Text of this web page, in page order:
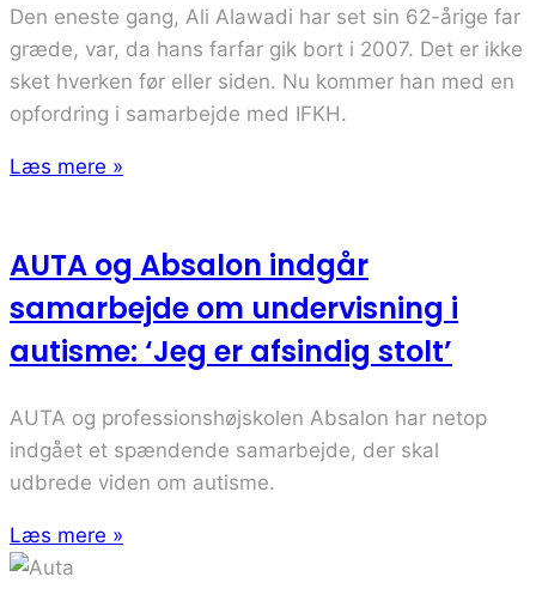
Den eneste gang, Ali Alawadi har set sin 62-årige far
græde, var, da hans farfar gik bort i 2007. Det er ikke
sket hverken før eller siden. Nu kommer han med en
opfordring i samarbejde med IFKH.
Læs mere »
AUTA og Absalon indgår
samarbejde om undervisning i
autisme: ‘Jeg er afsindig stolt’
AUTA og professionshøjskolen Absalon har netop
indgået et spændende samarbejde, der skal
udbrede viden om autisme.
Læs mere »